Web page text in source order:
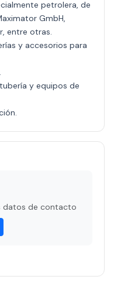
petrolera, de
GmbH,
entre otras.
y accesorios para
y equipos de
datos de contacto